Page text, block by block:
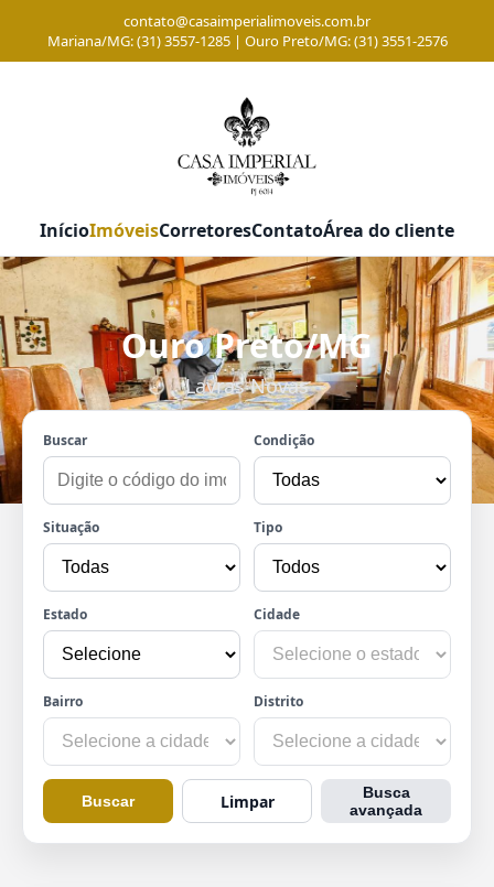
contato@casaimperialimoveis.com.br
Mariana/MG: (31) 3557-1285 | Ouro Preto/MG: (31) 3551-2576
InícioImóveisCorretoresContatoÁrea do cliente
Ouro Preto/MG
Lavras Novas
Buscar Condição
Situação Tipo
Estado Cidade
Bairro Distrito
Buscar Limpar
Busca
avançada